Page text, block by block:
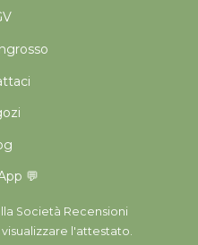
💬
Società Recensioni
l'attestato